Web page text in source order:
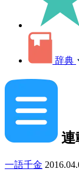
辞典
連
一語千金